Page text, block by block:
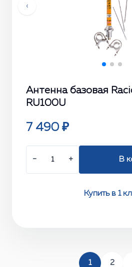
‹
Антенна базовая
RU100U
7 490 ₽
− + В
Купить в 1
1 2